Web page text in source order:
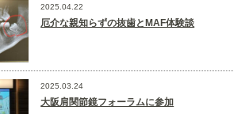
2025.04.22
厄介な親知らずの抜歯とMAF体験談
2025.03.24
大阪肩関節鏡フォーラムに参加